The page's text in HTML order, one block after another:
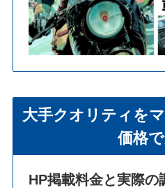
大手クオリティを
価格
HP掲載料金と実際の